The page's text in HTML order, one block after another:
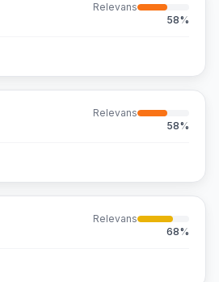
Relevans
58%
Relevans
58%
Relevans
68%